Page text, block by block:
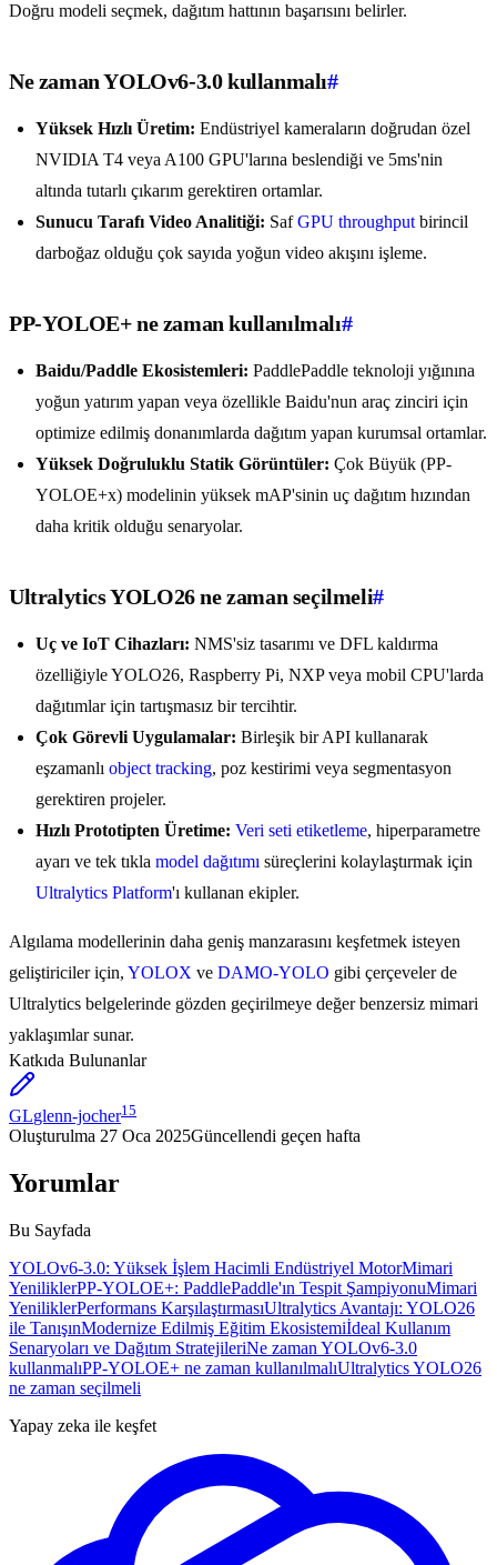
Doğru modeli seçmek, dağıtım hattının başarısını belirler.
Ne zaman YOLOv6-3.0 kullanmalı#
Yüksek Hızlı Üretim: Endüstriyel kameraların doğrudan özel
NVIDIA T4 veya A100 GPU'larına beslendiği ve 5ms'nin
altında tutarlı çıkarım gerektiren ortamlar.
Sunucu Tarafı Video Analitiği: SafGPU throughput birincil
darboğaz olduğu çok sayıda yoğun video akışını işleme.
PP-YOLOE+ ne zaman kullanılmalı#
Baidu/Paddle Ekosistemleri: PaddlePaddle teknoloji yığınına
yoğun yatırım yapan veya özellikle Baidu'nun araç zinciri için
optimize edilmiş donanımlarda dağıtım yapan kurumsal ortamlar.
Yüksek Doğruluklu Statik Görüntüler: Çok Büyük (PP-
YOLOE+x) modelinin yüksek mAP'sinin uç dağıtım hızından
daha kritik olduğu senaryolar.
Ultralytics YOLO26 ne zaman seçilmeli#
Uç ve IoT Cihazları: NMS'siz tasarımı ve DFL kaldırma
özelliğiyle YOLO26, Raspberry Pi, NXP veya mobil CPU'larda
dağıtımlar için tartışmasız bir tercihtir.
Çok Görevli Uygulamalar: Birleşik bir API kullanarak
eşzamanlı object tracking, poz kestirimi veya segmentasyon
gerektiren projeler.
Hızlı Prototipten Üretime: Veri seti etiketleme, hiperparametre
ayarı ve tek tıkla model dağıtımı süreçlerini kolaylaştırmak için
Ultralytics Platform'ı kullanan ekipler.
Algılama modellerinin daha geniş manzarasını keşfetmek isteyen
geliştiriciler için, YOLOX ve DAMO-YOLO gibi çerçeveler de
Ultralytics belgelerinde gözden geçirilmeye değer benzersiz mimari
yaklaşımlar sunar.
Katkıda Bulunanlar
GLglenn-jocher15
Oluşturulma 27 Oca 2025Güncellendi geçen hafta
Yorumlar
Bu Sayfada
YOLOv6-3.0: Yüksek İşlem Hacimli Endüstriyel MotorMimari
YeniliklerPP-YOLOE+: PaddlePaddle'ın Tespit ŞampiyonuMimari
YeniliklerPerformans KarşılaştırmasıUltralytics Avantajı: YOLO26
ile TanışınModernize Edilmiş Eğitim Ekosistemiİdeal Kullanım
Senaryoları ve Dağıtım StratejileriNe zaman YOLOv6-3.0
kullanmalıPP-YOLOE+ ne zaman kullanılmalıUltralytics YOLO26
ne zaman seçilmeli
Yapay zeka ile keşfet